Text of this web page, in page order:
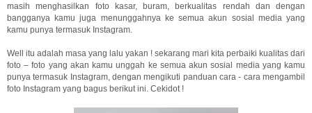
masih menghasilkan foto kasar, buram, berkualitas rendah dan dengan
bangganya kamu juga menunggahnya ke semua akun sosial media yang
kamu punya termasuk Instagram.
Well itu adalah masa yang lalu yakan ! sekarang mari kita perbaiki kualitas dari
foto – foto yang akan kamu unggah ke semua akun sosial media yang kamu
punya termasuk Instagram, dengan mengikuti panduan cara - cara mengambil
foto Instagram yang bagus berikut ini. Cekidot !